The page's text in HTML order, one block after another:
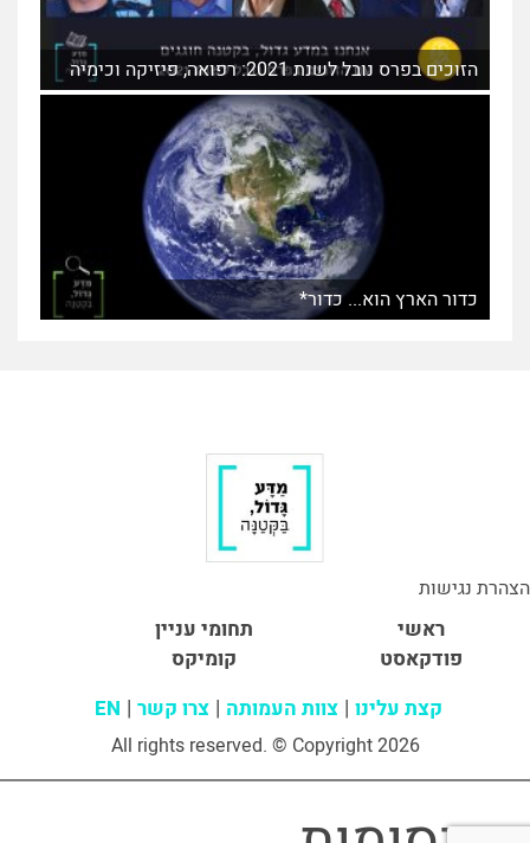
הזוכים בפרס נובל לשנת 2021: רפואה, פיזיקה וכימיה
כדור הארץ הוא... כדור*
הצהרת נגישות
ראשי
תחומי עניין
פודקאסט
קומיקס
קצת עלינו צוות העמותה צרו קשר EN
All rights reserved. © Copyright 2026